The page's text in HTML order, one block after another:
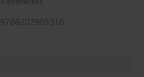
9788202905316